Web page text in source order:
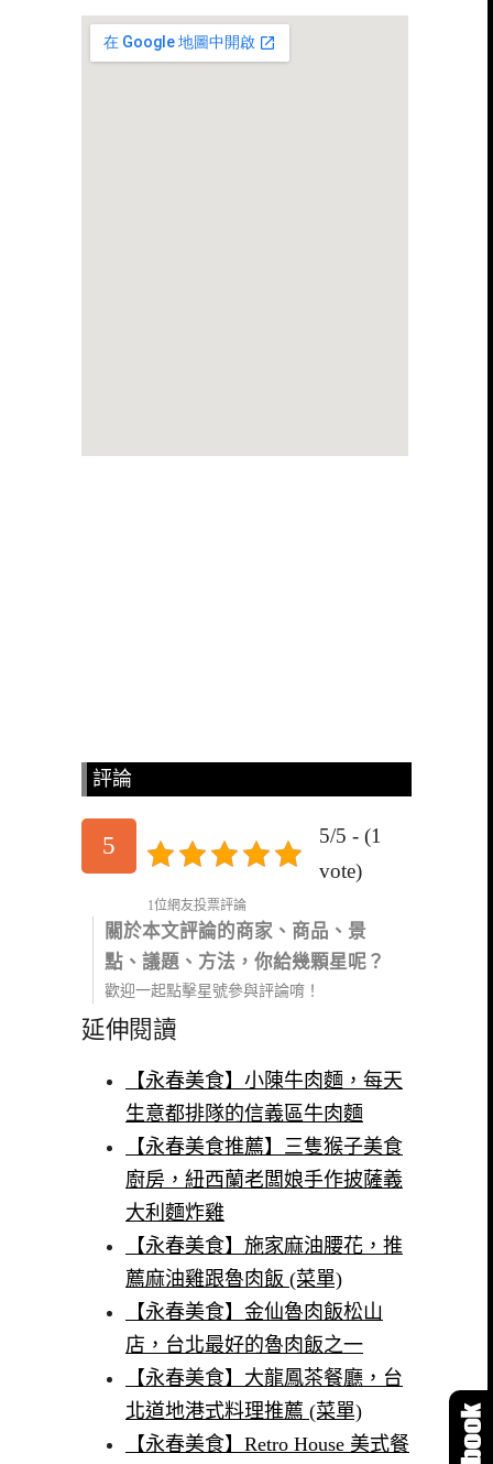
評論
5
5/5 - (1
vote)
1位網友投票評論
關於本文評論的商家、商品、景
點、議題、方法，你給幾顆星呢？
歡迎一起點擊星號參與評論唷！
延伸閱讀
【永春美食】小陳牛肉麵，每天
生意都排隊的信義區牛肉麵
【永春美食推薦】三隻猴子美食
廚房，紐西蘭老闆娘手作披薩義
大利麵炸雞
【永春美食】施家麻油腰花，推
薦麻油雞跟魯肉飯 (菜單)
【永春美食】金仙魯肉飯松山
店，台北最好的魯肉飯之一
【永春美食】大龍鳳茶餐廳，台
北道地港式料理推薦 (菜單)
【永春美食】Retro House 美式餐